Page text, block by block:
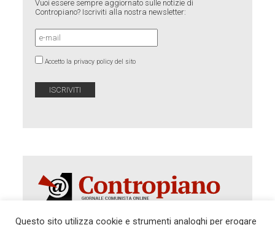
Vuoi essere sempre aggiornato sulle notizie di
Contropiano? Iscriviti alla nostra newsletter:
Accetto la privacy policy del sito
Questo sito utilizza cookie e strumenti analoghi per erogare